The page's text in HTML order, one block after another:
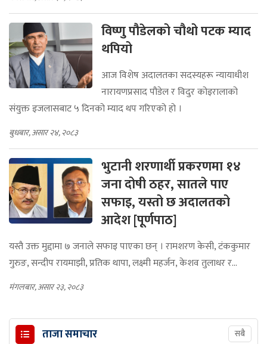
विष्णु पौडेलको चौथो पटक म्याद
थपियो
आज विशेष अदालतका सदस्यहरू न्यायाधीश
नारायणप्रसाद पौडेल र विदुर कोइरालाको
संयुक्त इजलासबाट ५ दिनको म्याद थप गरिएको हो ।
बुधबार, असार २४, २०८३
भुटानी शरणार्थी प्रकरणमा १४
जना दोषी ठहर, सातले पाए
सफाइ, यस्तो छ अदालतको
आदेश [पूर्णपाठ]
यस्तै उक्त मुद्दामा ७ जनाले सफाइ पाएका छन् । रामशरण केसी, टंककुमार
गुरुङ, सन्दीप रायमाझी, प्रतिक थापा, लक्ष्मी महर्जन, केशव तुलाधर र...
मंगलबार, असार २३, २०८३
ताजा समाचार सबै